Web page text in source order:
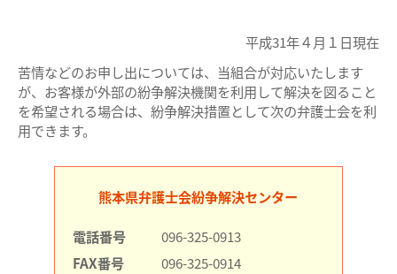
平成31年４月１日現在
苦情などのお申し出については、当組合が対応いたします
が、お客様が外部の紛争解決機関を利用して解決を図ること
を希望される場合は、紛争解決措置として次の弁護士会を利
用できます。
熊本県弁護士会紛争解決センター
電話番号
096-325-0913
FAX番号
096-325-0914